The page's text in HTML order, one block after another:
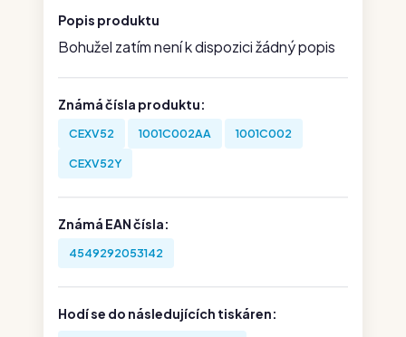
Popis produktu
Bohužel zatím není k dispozici žádný popis
Známá čísla produktu:
CEXV52 1001C002AA 1001C002
CEXV52Y
Známá EAN čísla:
4549292053142
Hodí se do následujících tiskáren: